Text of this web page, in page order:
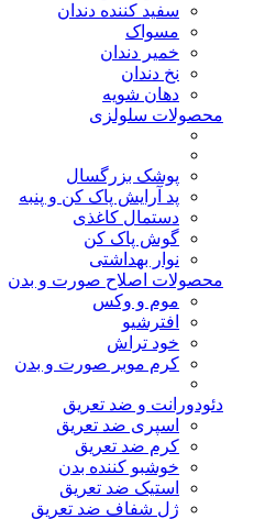
سفید کننده دندان
مسواک
خمیر دندان
نخ دندان
دهان شویه
محصولات سلولزی
پوشک بزرگسال
پد آرایش پاک کن و پنبه
دستمال کاغذی
گوش پاک کن
نوار بهداشتی
محصولات اصلاح صورت و بدن
موم و وکس
افترشیو
خود تراش
کرم موبر صورت و بدن
دئودورانت و ضد تعریق
اسپری ضد تعریق
کرم ضد تعریق
خوشبو کننده بدن
استیک ضد تعریق
ژل شفاف ضد تعریق